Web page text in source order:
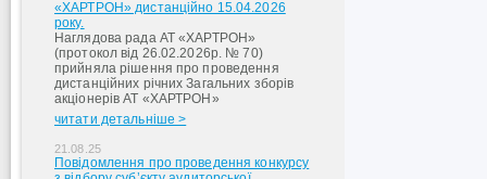
«ХАРТРОН» дистанційно 15.04.2026
року.
Наглядова рада АТ «ХАРТРОН»
(протокол від 26.02.2026р. № 70)
прийняла рішення про проведення
дистанційних річних Загальних зборів
акціонерів АТ «ХАРТРОН»
читати детальніше >
21.08.25
Повідомлення про проведення конкурсу